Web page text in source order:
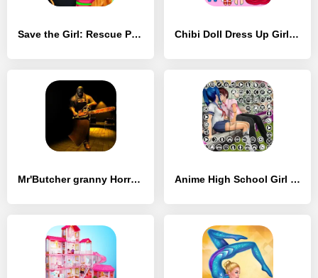
Save the Girl: Rescue Princess - [MOD Много денег] Chibi Doll Dress Up Girl Games - [MOD Много монет]
Mr'Butcher granny Horror House - [MOD Много денег] Anime High School Girl Life 24 - [MOD Много монет]